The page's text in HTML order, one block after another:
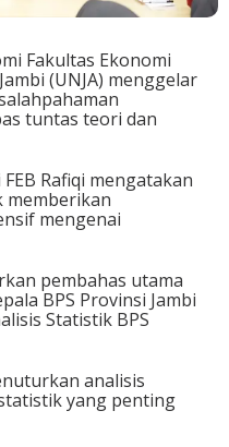
Fakultas Ekonomi
(UNJA) menggelar
tuntas teori dan
Rafiqi mengatakan
mengenai
pembahas utama
BPS Provinsi Jambi
Statistik BPS
analisis
yang penting